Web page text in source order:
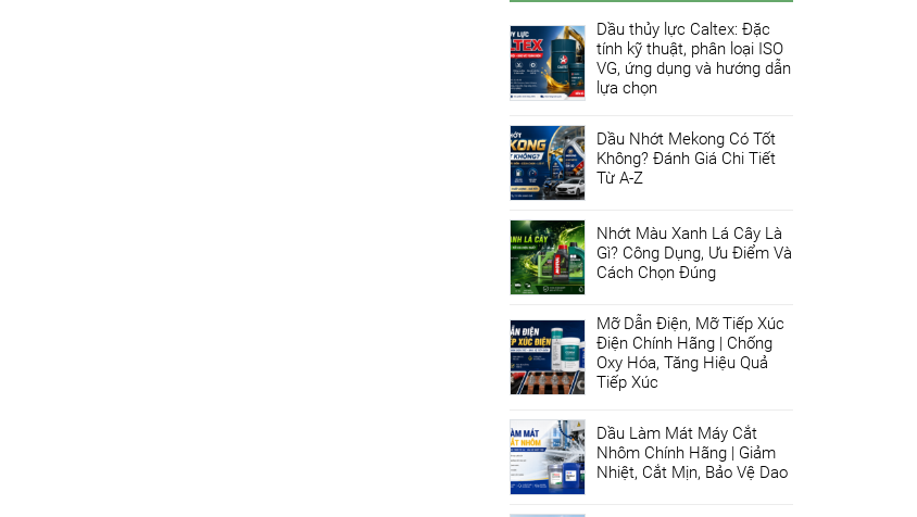
Dầu thủy lực Caltex: Đặc
tính kỹ thuật, phân loại ISO
VG, ứng dụng và hướng dẫn
lựa chọn
Dầu Nhớt Mekong Có Tốt
Không? Đánh Giá Chi Tiết
Từ A-Z
Nhớt Màu Xanh Lá Cây Là
Gì? Công Dụng, Ưu Điểm Và
Cách Chọn Đúng
Mỡ Dẫn Điện, Mỡ Tiếp Xúc
Điện Chính Hãng | Chống
Oxy Hóa, Tăng Hiệu Quả
Tiếp Xúc
Dầu Làm Mát Máy Cắt
Nhôm Chính Hãng | Giảm
Nhiệt, Cắt Mịn, Bảo Vệ Dao